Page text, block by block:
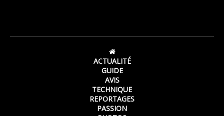
ACTUALITÉ
GUIDE
AVIS
TECHNIQUE
REPORTAGES
PASSION